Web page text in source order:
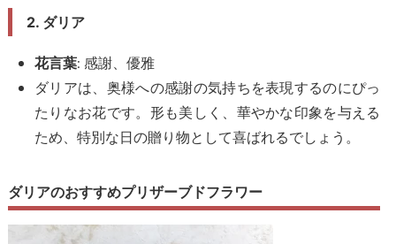
2. ダリア
花言葉: 感謝、優雅
ダリアは、奥様への感謝の気持ちを表現するのにぴっ
たりなお花です。形も美しく、華やかな印象を与える
ため、特別な日の贈り物として喜ばれるでしょう。
ダリアのおすすめプリザーブドフラワー